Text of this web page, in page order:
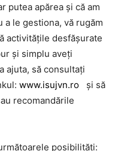
putea apărea și că am
le gestiona, vă rugăm
activitățile desfășurate
și simplu aveți
ajuta, să consultați
www.isujvn.ro și să
recomandările
posibilități: